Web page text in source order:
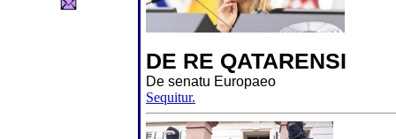
DE RE QATARENSI
De senatu Europaeo
Sequitur.